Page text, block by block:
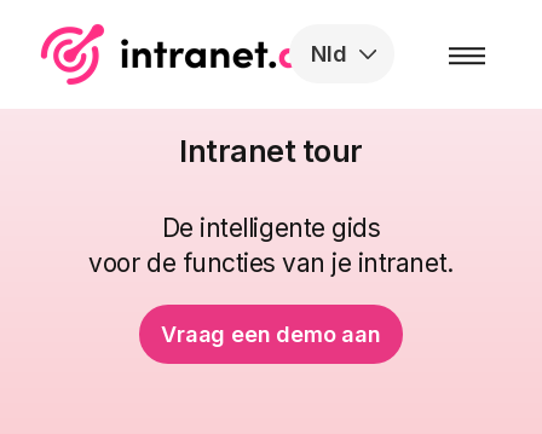
Nld
Intranet tour
De intelligente gids
voor de functies van je intranet.
Vraag een demo aan